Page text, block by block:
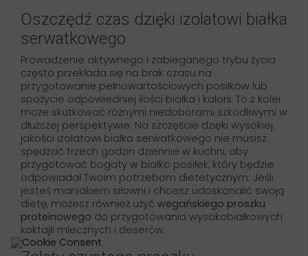
Oszczędź czas dzięki izolatowi białka
serwatkowego
Prowadzenie aktywnego i zabieganego trybu życia
często przekłada się na brak czasu na
przygotowanie pełnowartościowych posiłków lub
spożycie odpowiedniej ilości białka i kalorii. To z kolei
może skutkować różnymi niedoborami szkodliwymi w
dłuższej perspektywie. Na szczęście dzięki wysokiej
jakości izolatowi białka serwatkowego nie musisz
spędzać trzech godzin dziennie w kuchni, aby
przygotować bogaty w białko posiłek, który będzie
odpowiadał Twoim potrzebom dietetycznym. Jeśli
jesteś maniakiem siłowni i chcesz udoskonalić swoją
dietę, możesz również użyć wegańskiego proszku
proteinowego do przygotowania wysokobiałkowych
koktajli mlecznych i deserów.